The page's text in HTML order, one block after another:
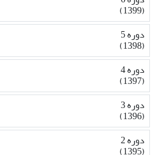
(1399)
دوره 5
(1398)
دوره 4
(1397)
دوره 3
(1396)
دوره 2